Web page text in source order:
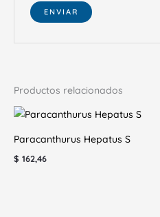
Productos relacionados
Paracanthurus Hepatus S
$ 162,46